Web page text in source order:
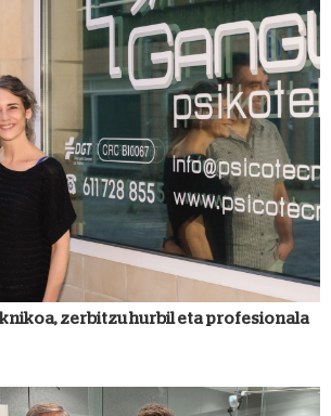
zerbitzu hurbil eta profesionala